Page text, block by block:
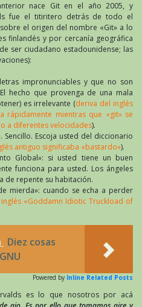
nace Git en el año 2005, y
fue el titiritero detrás de todo el
el origen del nombre «Git» a lo
finlandés y por cercanía geográfica
ser ciudadano estadounidense; las
impronunciables y que no son
hecho que provenga de una mala
es irrelevante (deriva del inglés
rápidamente mientras que «git» se
a diferentes velocidades).
Sencillo. Escoja usted del diccionario
antiguo significaba «bastardo»).
Global»: si usted tiene un buen
funciona para usted. Los ángeles
de repente su habitación.
mierda»: cuando se echa a perder
«Goddamn Idiotic Truckload of
Diez cosas
Powered by Inline Related Posts
es lo que nosotros por acá